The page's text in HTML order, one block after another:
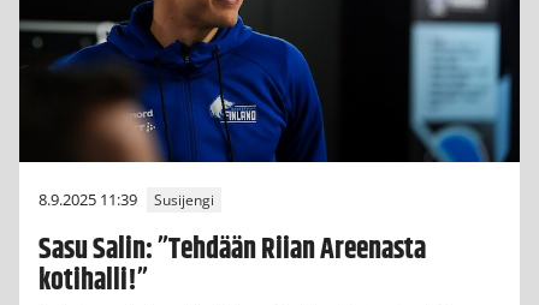
8.9.2025 11:39 Susijengi
Sasu Salin: ”Tehdään Riian Areenasta
kotihalli!”